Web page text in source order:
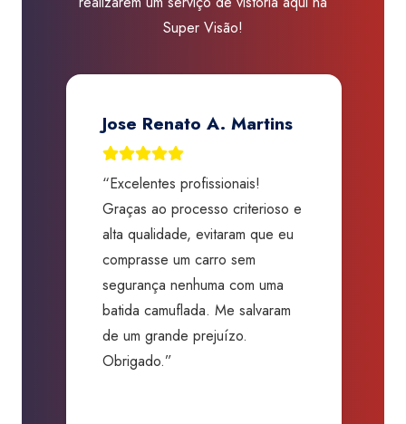
Super Visão!
Jose Renato A. Martins
“Excelentes profissionais!
Graças ao processo criterioso e
alta qualidade, evitaram que eu
comprasse um carro sem
segurança nenhuma com uma
batida camuflada. Me salvaram
de um grande prejuízo.
Obrigado.”